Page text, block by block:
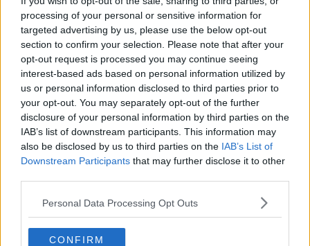
processing of your personal or sensitive information for
targeted advertising by us, please use the below opt-out
section to confirm your selection. Please note that after your
opt-out request is processed you may continue seeing
interest-based ads based on personal information utilized by
us or personal information disclosed to third parties prior to
your opt-out. You may separately opt-out of the further
disclosure of your personal information by third parties on the
IAB’s list of downstream participants. This information may
also be disclosed by us to third parties on the IAB’s List of
Downstream Participants that may further disclose it to other
Personal Data Processing Opt Outs
CONFIRM
mese tra 1200 e 1500 euro, niente male”.
Consiglieresti questa esperienza? - “Si riesce a comprendere
come si vive in Italia solo se si prova a vivere da un'altra parte.
Tornando si percepisce una realtà così diversa e patetica che si è
spinti davvero a voler cambiare e si capisce davvero l'arretratezza
del nostro popolo.
Purtroppo non è sempre così, le strade di Amsterdam sono anche
piene di immigrati che continuano a fare i turisti e dopo mesi
tornano in Italia col cervello bruciato e la voglia di pasta senza un
soldo in tasca”.
mi manca la mia famiglia, i miei amici ma non posso resistere li più
di un mese o due. Tornare non è tra i miei programmi al momento.
Ma non lo escludo per il futuro”.